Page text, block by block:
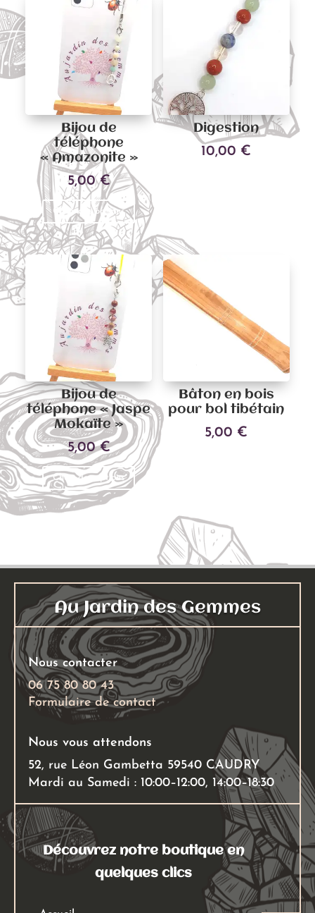
Bijou de
téléphone
« Amazonite »
5,00€
Choix des options
Ce
produit
a
plusieurs
variations.
Les
options
sur
la
page
du
produit
Digestion
10,00 €
Bijou de
téléphone « Jaspe
Mokaïte »
5,00€
Choix des options
Ce
produit
plusieurs
variations.
peuvent
être
choisies
sur
la
page
du
Bâton en bois
pour bol tibétain
5,00 €
Au Jardin des Gemmes
Nous contacter
06 75 80 80 43
Formulaire de contact
Nous vous attendons
52, rue Léon Gambetta 59540 CAUDRY
Mardi au Samedi : 10:00–12:00, 14:00–18:30
Découvrez notre boutique en
quelques clics